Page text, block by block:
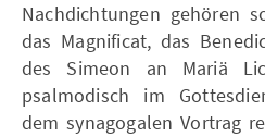
Nachdichtungen gehören
das Magnificat, das
des Simeon an Mariä
psalmodisch im
dem synagogalen Vortrag